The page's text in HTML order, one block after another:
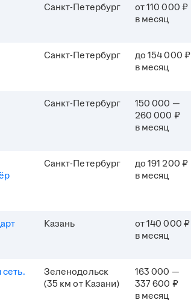
Санкт-Петербург
от 110 000 ₽
в месяц
Санкт-Петербург
до 154 000 ₽
в месяц
Санкт-Петербург
150 000 —
260 000 ₽
в месяц
Санкт-Петербург
до 191 200 ₽
в месяц
Казань
от 140 000 ₽
в месяц
Зеленодольск
(35 км от Казани)
163 000 —
337 600 ₽
в месяц